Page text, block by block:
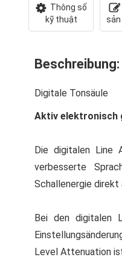
Thông số
kỹ thuật
sản
Beschreibung:
Digitale Tonsäule
Aktiv elektronisch
Die digitalen Line
verbesserte
Schallenergie
Bei den digitalen
Level Attenuation